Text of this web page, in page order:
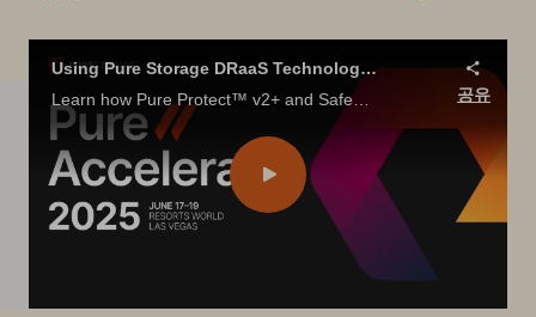
Using Pure Storage DRaaS Technology to Create Safe and Secure Protections for Today's Healthcare Organic Data Growth Needs in a Post-COVID World
Learn how Pure Protect™ v2+ and SafeMode™ Snapshots enhance EMR cyber defense with ransomware detection and layered data protection.
공유